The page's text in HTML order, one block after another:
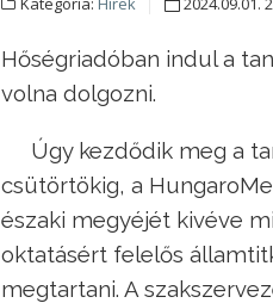
Hőségriadóban indul a
volna dolgozni.
Úgy kezdődik meg a
csütörtökig, a
északi megyéjét kivéve
oktatásért felelős
megtartani. A